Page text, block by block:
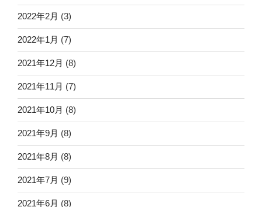
2022年2月 (3)
2022年1月 (7)
2021年12月 (8)
2021年11月 (7)
2021年10月 (8)
2021年9月 (8)
2021年8月 (8)
2021年7月 (9)
2021年6月 (8)